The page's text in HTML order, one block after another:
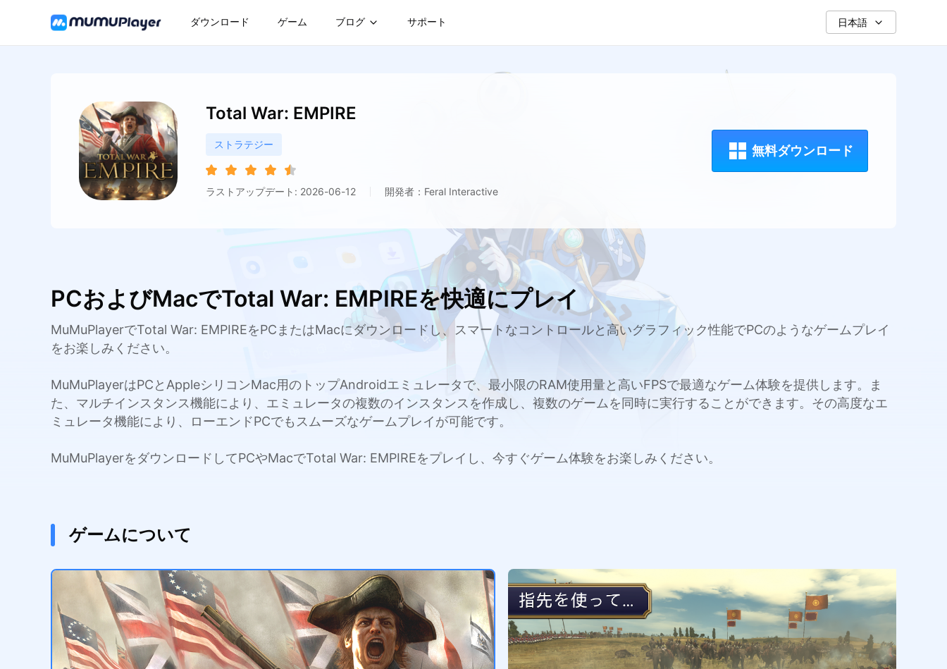
ダウンロード ゲーム ブログ サポート 日本語
Total War: EMPIRE
ストラテジー
ラストアップデート: 2026-06-12 開発者：Feral Interactive
無料ダウンロード
PCおよびMacでTotal War: EMPIREを快適にプレイ
MuMuPlayerでTotal War: EMPIREをPCまたはMacにダウンロードし、スマートなコントロールと高いグラフィック性能でPCのようなゲームプレイ
をお楽しみください。
MuMuPlayerはPCとAppleシリコンMac用のトップAndroidエミュレータで、最小限のRAM使用量と高いFPSで最適なゲーム体験を提供します。ま
た、マルチインスタンス機能により、エミュレータの複数のインスタンスを作成し、複数のゲームを同時に実行することができます。その高度なエ
ミュレータ機能により、ローエンドPCでもスムーズなゲームプレイが可能です。
MuMuPlayerをダウンロードしてPCやMacでTotal War: EMPIREをプレイし、今すぐゲーム体験をお楽しみください。
ゲームについて